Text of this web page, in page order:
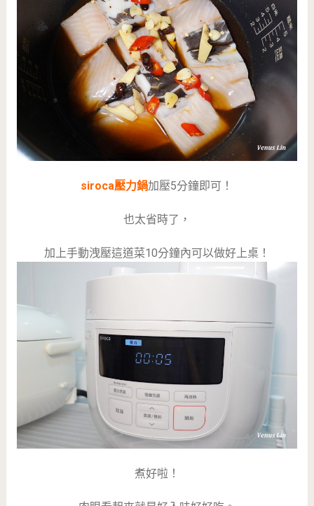
siroca壓力鍋加壓5分鐘即可！
也太省時了，
加上手動洩壓這道菜10分鐘內可以做好上桌！
煮好啦！